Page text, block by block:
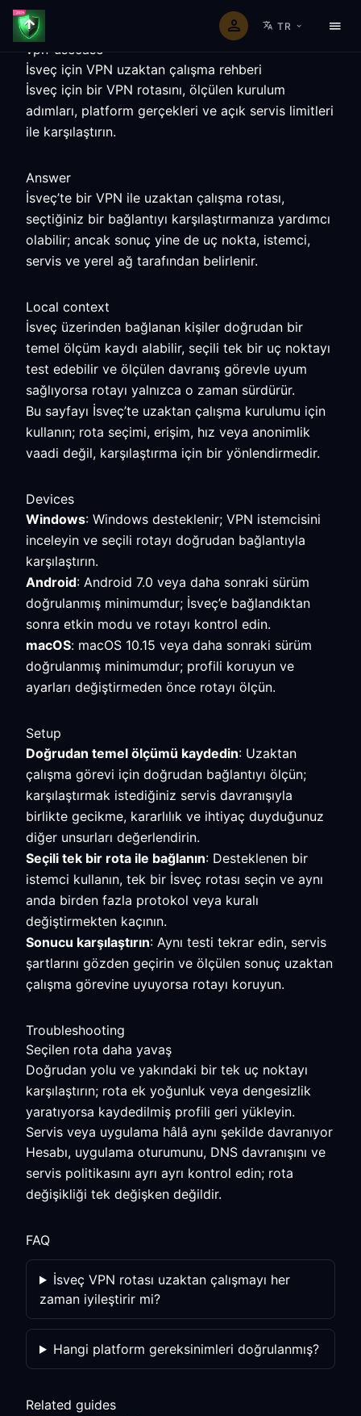
TR
vpn-usecase
İsveç için VPN uzaktan çalışma rehberi
İsveç için bir VPN rotasını, ölçülen kurulum
adımları, platform gerçekleri ve açık servis limitleri
ile karşılaştırın.
Answer
İsveç’te bir VPN ile uzaktan çalışma rotası,
seçtiğiniz bir bağlantıyı karşılaştırmanıza yardımcı
olabilir; ancak sonuç yine de uç nokta, istemci,
servis ve yerel ağ tarafından belirlenir.
Local context
İsveç üzerinden bağlanan kişiler doğrudan bir
temel ölçüm kaydı alabilir, seçili tek bir uç noktayı
test edebilir ve ölçülen davranış görevle uyum
sağlıyorsa rotayı yalnızca o zaman sürdürür.
Bu sayfayı İsveç’te uzaktan çalışma kurulumu için
kullanın; rota seçimi, erişim, hız veya anonimlik
vaadi değil, karşılaştırma için bir yönlendirmedir.
Devices
Windows: Windows desteklenir; VPN istemcisini
inceleyin ve seçili rotayı doğrudan bağlantıyla
karşılaştırın.
Android: Android 7.0 veya daha sonraki sürüm
doğrulanmış minimumdur; İsveç’e bağlandıktan
sonra etkin modu ve rotayı kontrol edin.
macOS: macOS 10.15 veya daha sonraki sürüm
doğrulanmış minimumdur; profili koruyun ve
ayarları değiştirmeden önce rotayı ölçün.
Setup
Doğrudan temel ölçümü kaydedin: Uzaktan
çalışma görevi için doğrudan bağlantıyı ölçün;
karşılaştırmak istediğiniz servis davranışıyla
birlikte gecikme, kararlılık ve ihtiyaç duyduğunuz
diğer unsurları değerlendirin.
Seçili tek bir rota ile bağlanın: Desteklenen bir
istemci kullanın, tek bir İsveç rotası seçin ve aynı
anda birden fazla protokol veya kuralı
değiştirmekten kaçının.
Sonucu karşılaştırın: Aynı testi tekrar edin, servis
şartlarını gözden geçirin ve ölçülen sonuç uzaktan
çalışma görevine uyuyorsa rotayı koruyun.
Troubleshooting
Seçilen rota daha yavaş
Doğrudan yolu ve yakındaki bir tek uç noktayı
karşılaştırın; rota ek yoğunluk veya dengesizlik
yaratıyorsa kaydedilmiş profili geri yükleyin.
Servis veya uygulama hâlâ aynı şekilde davranıyor
Hesabı, uygulama oturumunu, DNS davranışını ve
servis politikasını ayrı ayrı kontrol edin; rota
değişikliği tek değişken değildir.
FAQ
İsveç VPN rotası uzaktan çalışmayı her
zaman iyileştirir mi?
Hangi platform gereksinimleri doğrulanmış?
Related guides